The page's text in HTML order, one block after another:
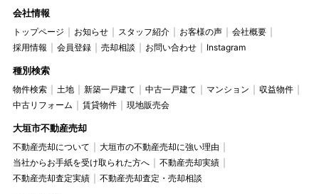
会社情報
トップページ お知らせ スタッフ紹介 お客様の声
会社概要
採用情報
会員登録 売却相談 お問い合わせ Instagram
種別検索
物件検索 土地 新築一戸建て 中古一戸建て マンション
収益物件
中古リフォーム
賃貸物件 現地販売会
大垣市不動産売却
不動産売却について
大垣市の不動産売却に強い理由
当社からお手紙を受け取られた方へ
不動産売却実績
不動産売却査定実績
不動産売却査定・売却相談